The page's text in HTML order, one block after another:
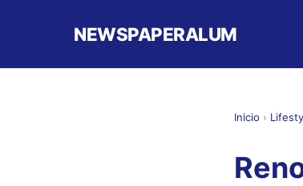
NEWSPAPERALUM
Inicio ›